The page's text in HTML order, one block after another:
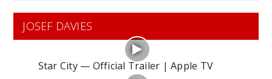
JOSEF DAVIES
Star City — Official Trailer | Apple TV